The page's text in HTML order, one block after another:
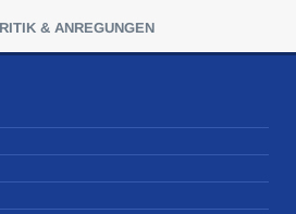
& ANREGUNGEN